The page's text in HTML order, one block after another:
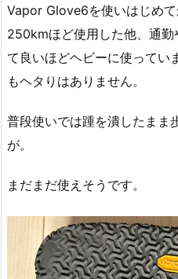
Vapor Glove6を使いはじめ
250kmほど使用した他、通
て良いほどヘビーに使ってい
もヘタりはありません。
普段使いでは踵を潰したまま
が。
まだまだ使えそうです。